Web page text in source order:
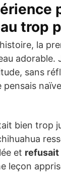
trop
la
adorable.
sans
pensais
bien trop
et refusait
leçon